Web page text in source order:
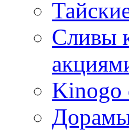
Сливы
Kinogo